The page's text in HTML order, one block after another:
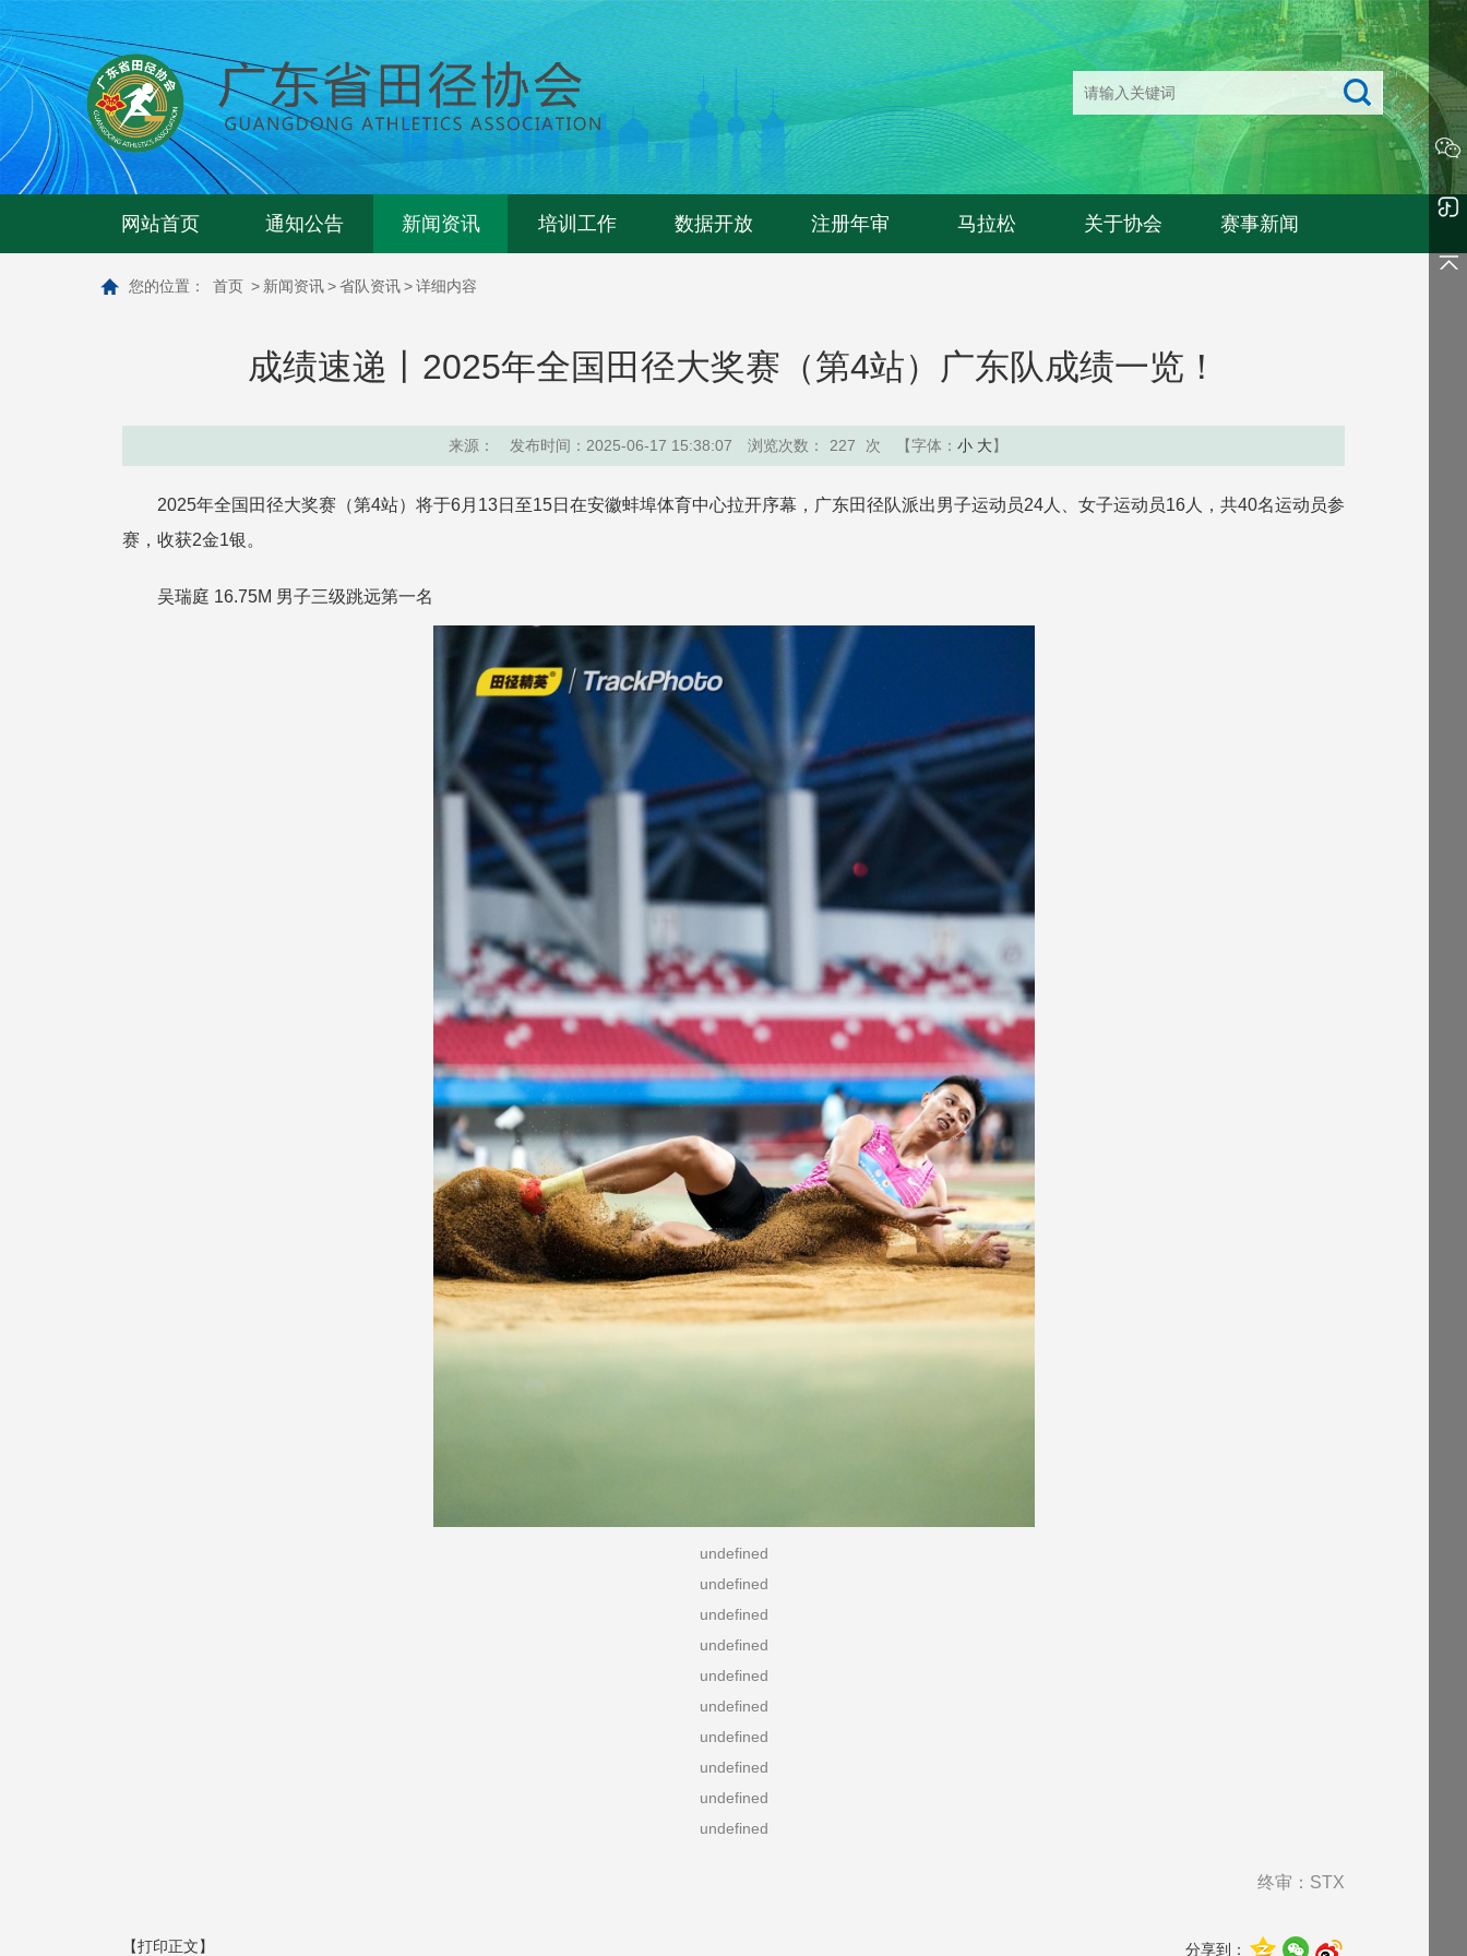
网站首页 通知公告 新闻资讯 培训工作 数据开放 注册年审 马拉松 关于协会 赛事新闻
您的位置： 首页 > 新闻资讯>省队资讯>详细内容
成绩速递丨2025年全国田径大奖赛（第4站）广东队成绩一览！
来源： 发布时间：2025-06-17 15:38:07 浏览次数： 227 次 【字体： 小 大】
2025年全国田径大奖赛（第4站）将于6月13日至15日在安徽蚌埠体育中心拉开序幕，广东田径队派出男子运动员24人、女子运动员16人，共40名运动员参
赛，收获2金1银。
吴瑞庭 16.75M 男子三级跳远第一名
undefined
undefined
undefined
undefined
undefined
undefined
undefined
undefined
undefined
undefined
终审：STX
分享到：
【打印正文】